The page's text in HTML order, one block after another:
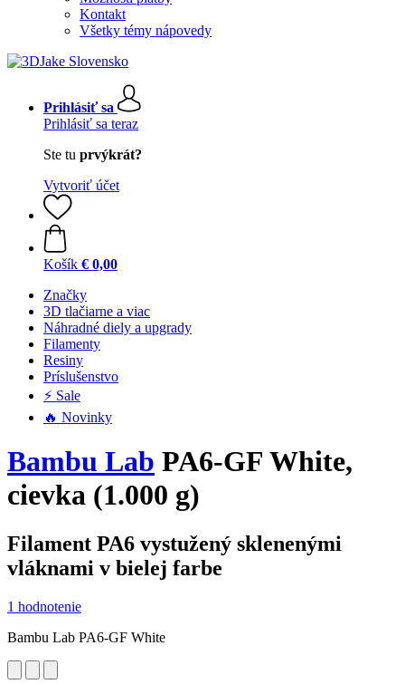
Kontakt
Všetky témy nápovedy
Prihlásiť sa
Prihlásiť sa teraz
Ste tu prvýkrát?
Vytvoriť účet
Košík € 0,00
Značky
3D tlačiarne a viac
Náhradné diely a upgrady
Filamenty
Resiny
Príslušenstvo
⚡ Sale
🔥 Novinky
Bambu Lab PA6-GF White,
cievka (1.000 g)
Filament PA6 vystužený sklenenými
vláknami v bielej farbe
1 hodnotenie
Bambu Lab PA6-GF White